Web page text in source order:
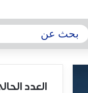
العدد